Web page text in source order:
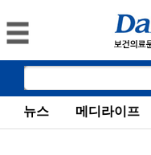
뉴스 메디라이프